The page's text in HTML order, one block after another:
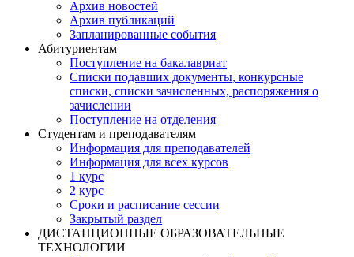
Архив новостей
Архив публикаций
Запланированные события
Абитуриентам
Поступление на бакалавриат
Списки подавших документы, конкурсные
списки, списки зачисленных, распоряжения о
зачислении
Поступление на отделения
Студентам и преподавателям
Информация для преподавателей
Информация для всех курсов
1 курс
2 курс
Сроки и расписание сессии
Закрытый раздел
ДИСТАНЦИОННЫЕ ОБРАЗОВАТЕЛЬНЫЕ
ТЕХНОЛОГИИ